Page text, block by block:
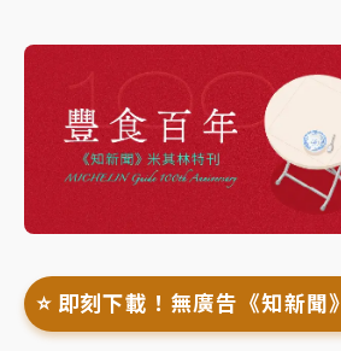
⭐️ 即刻下載！無廣告《知新聞